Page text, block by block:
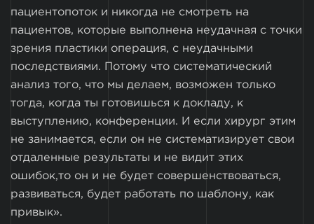
пациентопоток и никогда не смотреть на
пациентов, которые выполнена неудачная с точки
зрения пластики операция, с неудачными
последствиями. Потому что систематический
анализ того, что мы делаем, возможен только
тогда, когда ты готовишься к докладу, к
выступлению, конференции. И если хирург этим
не занимается, если он не систематизирует свои
отдаленные результаты и не видит этих
ошибок,то он и не будет совершенствоваться,
развиваться, будет работать по шаблону, как
привык».